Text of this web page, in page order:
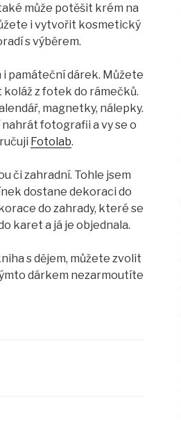
může potěšit krém na
i vytvořit kosmetický
s výběrem.
i památeční dárek. Můžete
z fotek do rámečků.
magnetky, nálepky.
fotografii a vy se o
Fotolab.
či zahradní. Tohle jsem
dostane dekoraci do
do zahrady, které se
karet a já je objednala.
s dějem, můžete zvolit
dárkem nezarmoutíte